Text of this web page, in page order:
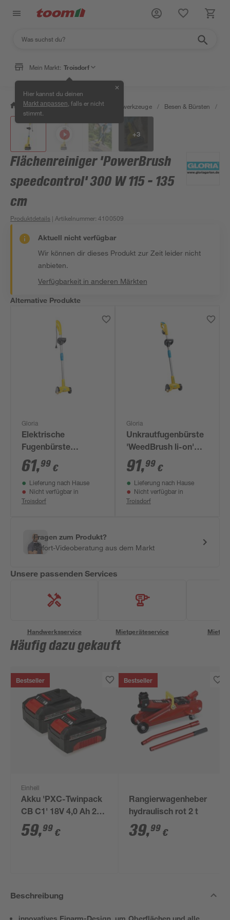
Mein Markt: Troisdorf
Hier kannst du deinen
Markt anpassen , falls er nicht
stimmt.
✕
/ Garten & Freizeit / Gartenhandwerkzeuge / Besen & Bürsten /
+3
Flächenreiniger 'PowerBrush
speedcontrol' 300 W 115 - 135
cm
Produktdetails | Artikelnummer:4100509
Aktuell nicht verfügbar
Wir können dir dieses Produkt zur Zeit leider nicht
anbieten.
Verfügbarkeit in anderen Märkten
Alternative Produkte
Gloria
Elektrische
Fugenbürste
WeedBrush
61,99 €
Lieferung nach Hause
Nicht verfügbar in
Troisdorf
Gloria
Unkrautfugenbürste
'WeedBrush li-on'
gelb-blau
91,99 €
Lieferung nach Hause
Nicht verfügbar in
Troisdorf
Fragen zum Produkt?
Sofort-Videoberatung aus dem Markt
Unsere passenden Services
Handwerksservice Mietgeräteservice
Häufig dazu gekauft
Bestseller
Einhell
Akku 'PXC-Twinpack
CB C1' 18V 4,0 Ah 2
Stück
59,99 €
Bestseller
Rangierwagenheber
hydraulisch rot 2 t
39,99 €
Beschreibung
innovatives Einarm-Design, um Oberflächen und alle